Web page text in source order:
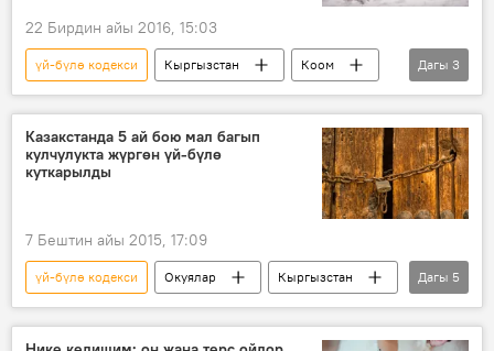
22 Бирдин айы 2016, 15:03
үй-бүлө кодекси Кыргызстан
Коом
Жаңылыктар
программа
балалык
Дагы 3
Казакстанда 5 ай бою мал багып
кулчулукта жүргөн үй-бүлө
куткарылды
7 Бештин айы 2015, 17:09
үй-бүлө кодекси Окуялар
Кыргызстан
Азия
Жаңылыктар
Казакстан
мал
кулчулук
Дагы 5